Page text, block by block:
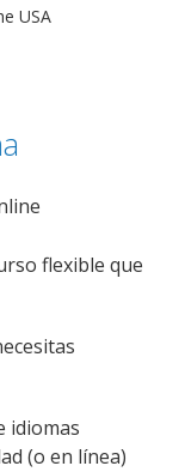
USA
flexible que
idiomas
(o en línea)